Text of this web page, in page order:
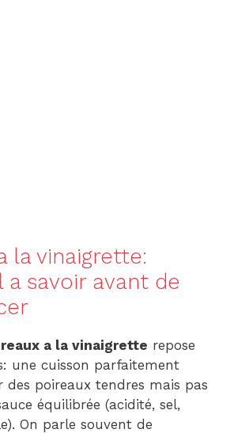
la vinaigrette:
a savoir avant de
a la vinaigrette repose
une cuisson parfaitement
des poireaux tendres mais pas
équilibrée (acidité, sel,
On parle souvent de